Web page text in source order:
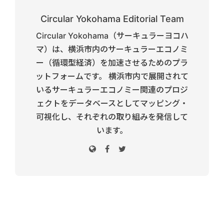
Circular Yokohama Editorial Team
Circular Yokohama（サーキュラーヨコハ
マ）は、横浜市内のサーキュラーエコノミ
ー（循環型経済）を加速させるためのプラ
ットフォームです。 横浜市内で展開されて
いるサーキュラーエコノミー関連のプロジ
ェクトをデータベースとしてマッピング・
可視化し、それぞれの取り組みを発信して
います。